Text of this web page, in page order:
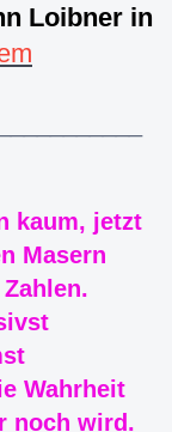
Loibner in
kaum, jetzt
Masern
Wahrheit
noch wird.